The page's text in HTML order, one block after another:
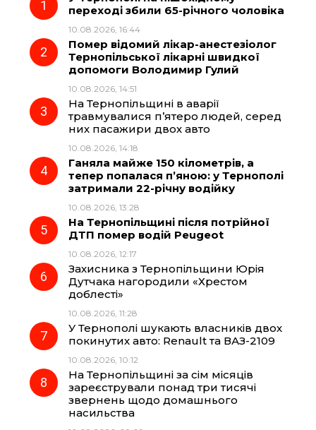
o
o
g
r
a
m
A
переході збили 65-річного чоловіка
10.08.2026, 16:44
Помер відомий лікар-анестезіолог
Тернопільської лікарні швидкої
допомоги Володимир Гулий
10.08.2026, 14:51
На Тернопільщині в аварії
травмувалися п’ятеро людей, серед
них пасажири двох авто
10.08.2026, 14:18
Ганяла майже 150 кілометрів, а
тепер попалася п’яною: у Тернополі
затримали 22-річну водійку
10.08.2026, 13:28
На Тернопільщині після потрійної
ДТП помер водій Peugeot
10.08.2026, 12:17
Захисника з Тернопільщини Юрія
Дутчака нагородили «Хрестом
доблесті»
10.08.2026, 11:28
У Тернополі шукають власників двох
покинутих авто: Renault та ВАЗ-2109
10.08.2026, 10:12
На Тернопільщині за сім місяців
зареєстрували понад три тисячі
звернень щодо домашнього
насильства